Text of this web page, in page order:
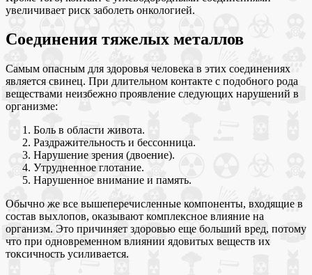
увеличивает риск заболеть онкологией.
Соединения тяжелых металлов
Самым опасным для здоровья человека в этих соединениях
является свинец. При длительном контакте с подобного рода
веществами неизбежно проявление следующих нарушений в
организме:
Боль в области живота.
Раздражительность и бессонница.
Нарушение зрения (двоение).
Утрудненное глотание.
Нарушенное внимание и память.
Обычно же все вышеперечисленные компоненты, входящие в
состав выхлопов, оказывают комплексное влияние на
организм. Это причиняет здоровью еще больший вред, потому
что при одновременном влиянии ядовитых веществ их
токсичность усиливается.